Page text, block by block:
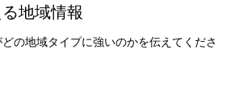
地域情報
の地域タイプに強いのかを伝えてくださ